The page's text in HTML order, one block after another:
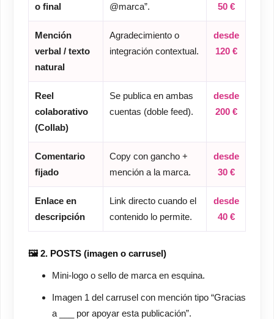
o final
@marca”.
50 €
Mención
verbal / texto
natural
Agradecimiento o
integración contextual.
desde
120 €
Reel
colaborativo
(Collab)
Se publica en ambas
cuentas (doble feed).
desde
200 €
Comentario
fijado
Copy con gancho +
mención a la marca.
desde
30 €
Enlace en
descripción
Link directo cuando el
contenido lo permite.
desde
40 €
🖼️ 2. POSTS (imagen o carrusel)
Mini-logo o sello de marca en esquina.
Imagen 1 del carrusel con mención tipo “Gracias
a ___ por apoyar esta publicación”.